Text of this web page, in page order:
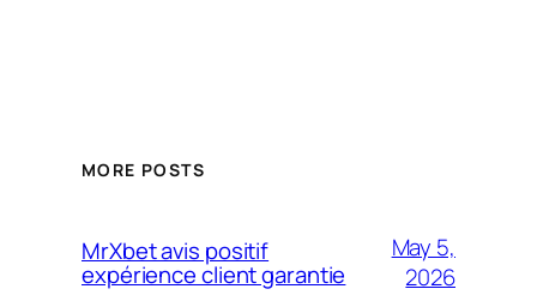
MORE POSTS
MrXbet avis positif
expérience client garantie
May 5,
2026